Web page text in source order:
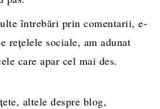
întrebări prin comentarii, e-
rețelele sociale, am adunat
care apar cel mai des.
altele despre blog,